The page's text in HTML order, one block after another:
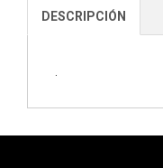
DESCRIPCIÓN